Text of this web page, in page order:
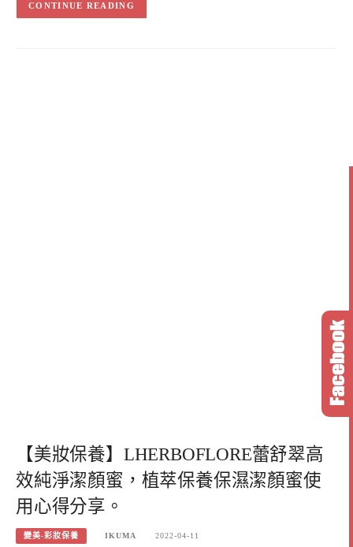
CONTINUE READING
【美妝保養】LHERBOFLORE蕾舒翠高
效純淨潔顏蜜，植萃保養保濕潔顏蜜使
用心得分享。
變美-彩妝保養 IKUMA 2022-04-11